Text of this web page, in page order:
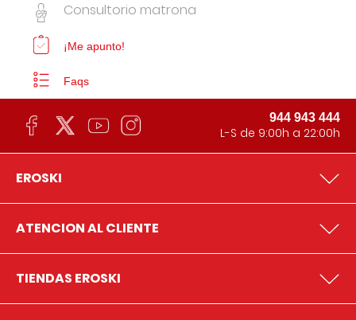
Consultorio matrona
¡Me apunto!
Faqs
944 943 444
L-S de 9:00h a 22:00h
EROSKI
ATENCION AL CLIENTE
TIENDAS EROSKI